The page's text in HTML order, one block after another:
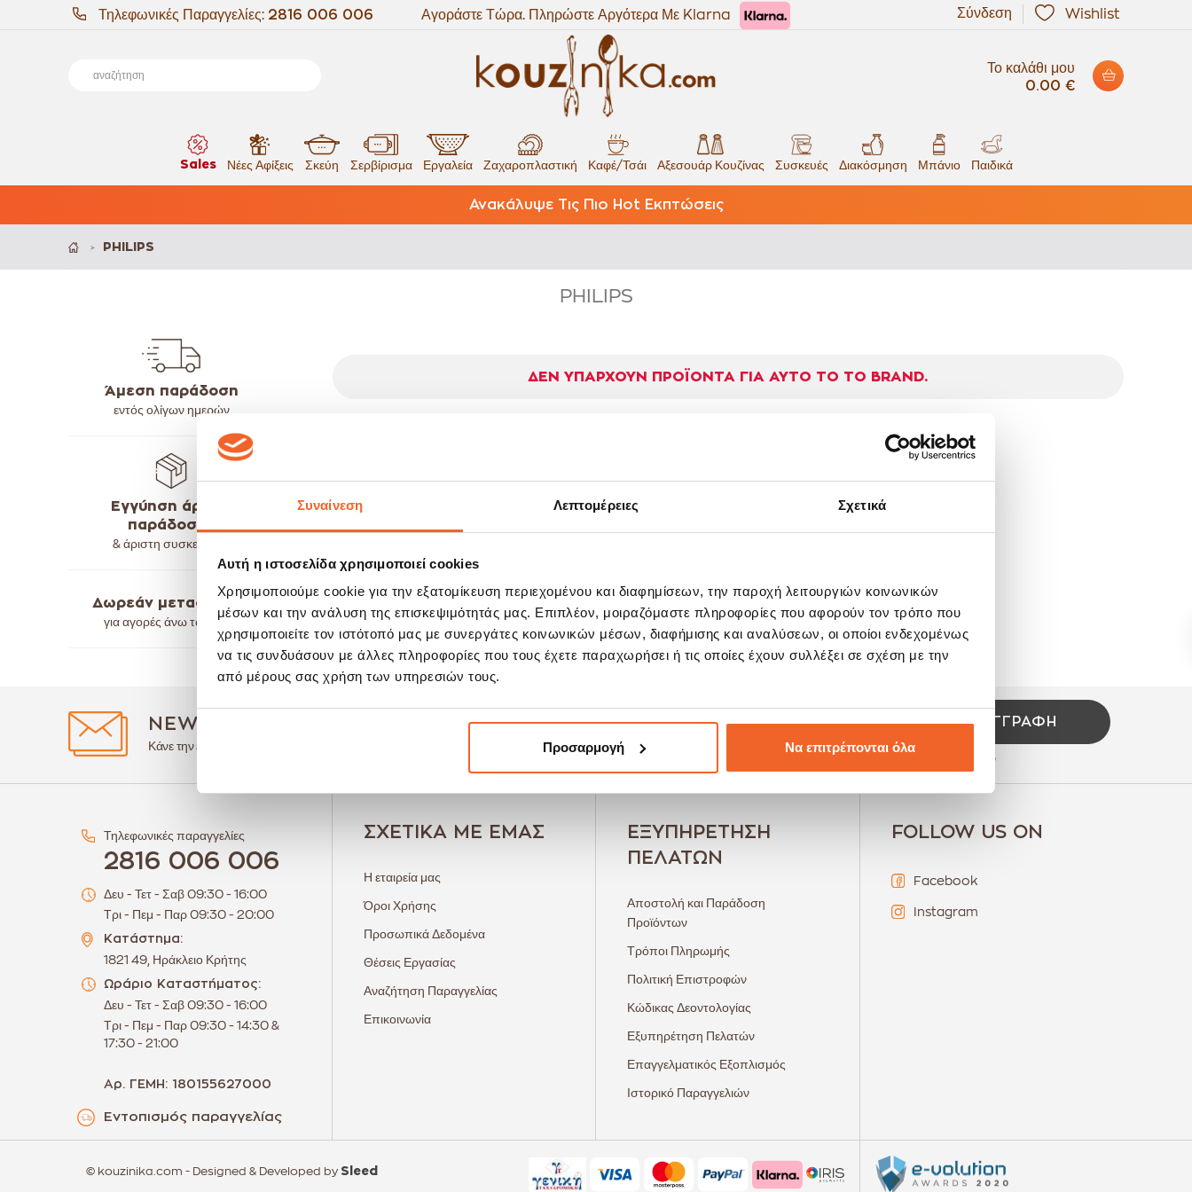
Συναίνεση Λεπτομέρειες Σχετικά
Αυτή η ιστοσελίδα χρησιμοποιεί cookies
Χρησιμοποιούμε cookie για την εξατομίκευση περιεχομένου και διαφημίσεων, την παροχή λειτουργιών κοινωνικών
μέσων και την ανάλυση της επισκεψιμότητάς μας. Επιπλέον, μοιραζόμαστε πληροφορίες που αφορούν τον τρόπο που
χρησιμοποιείτε τον ιστότοπό μας με συνεργάτες κοινωνικών μέσων, διαφήμισης και αναλύσεων, οι οποίοι ενδεχομένως
να τις συνδυάσουν με άλλες πληροφορίες που τους έχετε παραχωρήσει ή τις οποίες έχουν συλλέξει σε σχέση με την
από μέρους σας χρήση των υπηρεσιών τους.
Προσαρμογή Να επιτρέπονται όλα
Τηλεφωνικές Παραγγελίες: 2816 006 006 Αγοράστε Τώρα. Πληρώστε Αργότερα Με Klarna Wishlist
Σύνδεση
Το καλάθι μου
0.00 €
Sales Νέες Αφίξεις Σκεύη Σερβίρισμα Εργαλεία Ζαχαροπλαστική Καφέ/Τσάι Αξεσουάρ Κουζίνας Συσκευές Διακόσμηση Μπάνιο Παιδικά
Ανακάλυψε Τις Πιο Hot Εκπτώσεις
> PHILIPS
PHILIPS
Άμεση παράδοση
εντός ολίγων ημερών
Εγγύηση άρτιας
παράδοσης
& άριστη συσκευασία
Δωρεάν μεταφορικά
για αγορές άνω των 50€
ΔΕΝ ΥΠΆΡΧΟΥΝ ΠΡΟΪΌΝΤΑ ΓΙΑ ΑΥΤΌ ΤΟ ΤΟ BRAND.
NEWSLETTER
Κάνε την εγγραφή σου & μάθε για όλα τα νέα και τις προσφορές μας!
ΕΓΓΡΑΦΉ
πολιτική προσωπικών δεδομένων
Τηλεφωνικές παραγγελίες
2816 006 006
Δευ - Τετ - Σαβ 09:30 - 16:00
Τρι - Πεμ - Παρ 09:30 - 20:00
Κατάστημα:
1821 49, Ηράκλειο Κρήτης
Ωράριο Καταστήματος:
Δευ - Τετ - Σαβ 09:30 - 16:00
Τρι - Πεμ - Παρ 09:30 - 14:30 &
17:30 - 21:00
Αρ. ΓΕΜΗ: 180155627000
Εντοπισμός παραγγελίας
ΣΧΕΤΙΚΆ ΜΕ ΕΜΆΣ
Η εταιρεία μας
Όροι Χρήσης
Προσωπικά Δεδομένα
Θέσεις Εργασίας
Αναζήτηση Παραγγελίας
Επικοινωνία
ΕΞΥΠΗΡΈΤΗΣΗ
ΠΕΛΑΤΏΝ
Αποστολή και Παράδοση
Προϊόντων
Τρόποι Πληρωμής
Πολιτική Επιστροφών
Κώδικας Δεοντολογίας
Εξυπηρέτηση Πελατών
Επαγγελματικός Εξοπλισμός
Ιστορικό Παραγγελιών
© kouzinika.com - Designed & Developed by Sleed
FOLLOW US ON
Facebook
Instagram